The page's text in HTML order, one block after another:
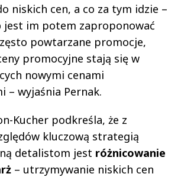
niskich cen, a co za tym idzie –
im potem zaproponować
powtarzane promocje,
promocyjne stają się w
nowymi cenami
– wyjaśnia Pernak.
Kucher podkreśla, że z
kluczową strategią
detalistom jest różnicowanie
– utrzymywanie niskich cen